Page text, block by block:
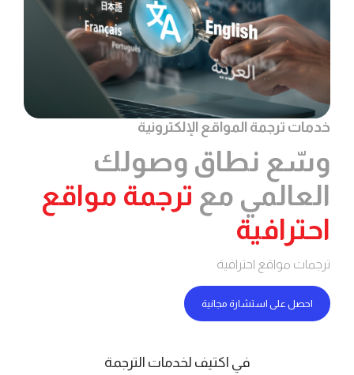
المواقع الإلكترونية
نطاق وصولك
معترجمة مواقع
احترافية
استشارة مجانية
في اكتيف لخدمات الترجمة